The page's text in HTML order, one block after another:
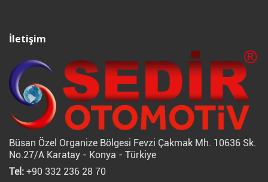
İletişim
Büsan Özel Organize Bölgesi Fevzi Çakmak Mh. 10636 Sk.
No.27/A Karatay - Konya - Türkiye
Tel: +90 332 236 28 70